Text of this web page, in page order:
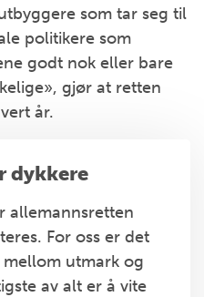
som tar seg til
politikere som
godt nok eller bare
gjør at retten
år.
dykkere
allemannsretten
For oss er det
mellom utmark og
av alt er å vite